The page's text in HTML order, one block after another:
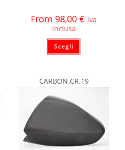
From 98,00€ iva
inclusa
Scegli
CARBON.CR.19